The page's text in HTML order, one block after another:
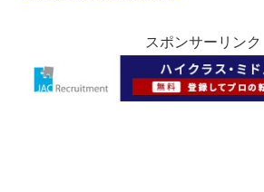
スポンサーリンク